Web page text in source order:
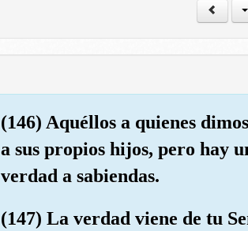
(146) Aquéllos a quienes
a sus propios hijos, pero hay
verdad a sabiendas.
(147) La verdad viene de tu